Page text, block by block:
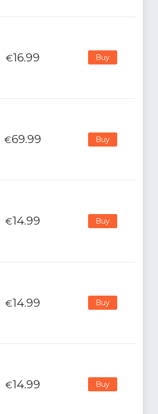
€16.99 Buy
€69.99 Buy
€14.99 Buy
€14.99 Buy
€14.99 Buy